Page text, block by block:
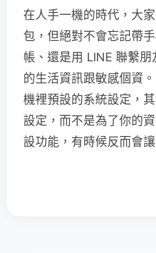
在人手一機的時代，大
包，但絕對不會忘記帶
帳、還是用 LINE 聯繫
的生活資訊跟敏感個資
機裡預設的系統設定，
設定，而不是為了你的
設功能，有時候反而會讓